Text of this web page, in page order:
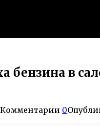
бензина в
Комментарии 0